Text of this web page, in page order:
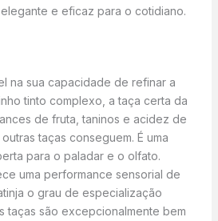
e eficaz para o cotidiano.
na sua capacidade de refinar a
tinto complexo, a taça certa da
de fruta, taninos e acidez de
taças conseguem. É uma
para o paladar e o olfato.
uma performance sensorial de
o grau de especialização
taças são excepcionalmente bem